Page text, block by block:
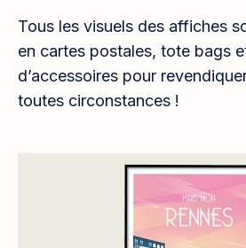
Tous les visuels des affiches
en cartes postales, tote bags
d’accessoires pour
toutes circonstances !